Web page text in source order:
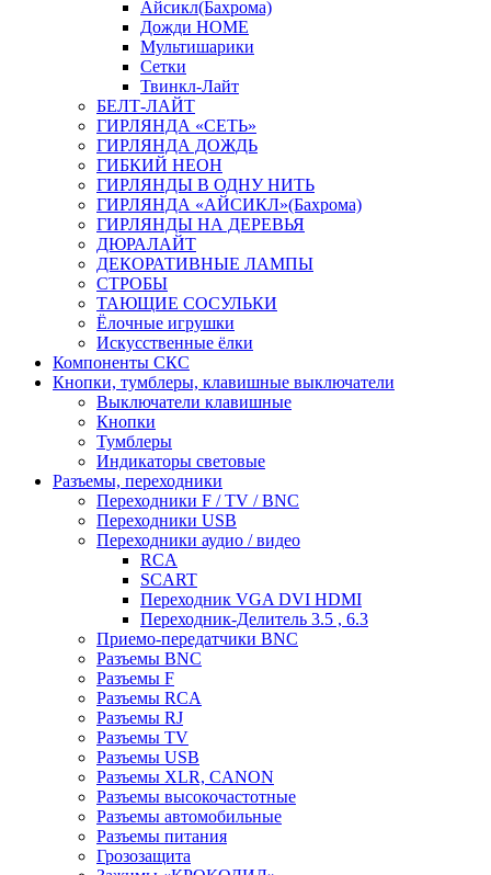
Айсикл(Бахрома)
Дожди HOME
Мультишарики
Сетки
Твинкл-Лайт
БЕЛТ-ЛАЙТ
ГИРЛЯНДА «СЕТЬ»
ГИРЛЯНДА ДОЖДЬ
ГИБКИЙ НЕОН
ГИРЛЯНДЫ В ОДНУ НИТЬ
ГИРЛЯНДА «АЙСИКЛ»(Бахрома)
ГИРЛЯНДЫ НА ДЕРЕВЬЯ
ДЮРАЛАЙТ
ДЕКОРАТИВНЫЕ ЛАМПЫ
СТРОБЫ
ТАЮЩИЕ СОСУЛЬКИ
Ёлочные игрушки
Искусственные ёлки
Компоненты СКС
Кнопки, тумблеры, клавишные выключатели
Выключатели клавишные
Кнопки
Тумблеры
Индикаторы световые
Разъемы, переходники
Переходники F / TV / BNC
Переходники USB
Переходники аудио / видео
RCA
SCART
Переходник VGA DVI HDMI
Переходник-Делитель 3.5 , 6.3
Приемо-передатчики BNC
Разъемы BNC
Разъемы F
Разъемы RCA
Разъемы RJ
Разъемы TV
Разъемы USB
Разъемы XLR, CANON
Разъемы высокочастотные
Разъемы автомобильные
Разъемы питания
Грозозащита